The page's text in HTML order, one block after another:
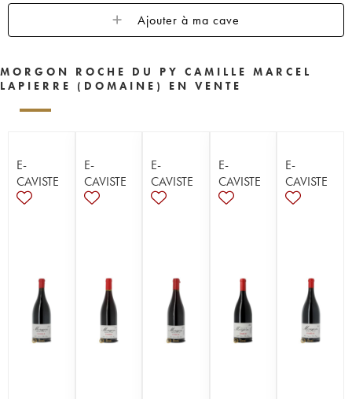
Ajouter à ma cave
MORGON ROCHE DU PY CAMILLE MARCEL
LAPIERRE (DOMAINE) EN VENTE
E-
CAVISTE
E-
CAVISTE
E-
CAVISTE
E-
CAVISTE
E-
CAVISTE